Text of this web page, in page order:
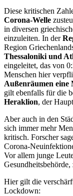
Diese kritischen
Corona-Welle
in diversen
einzuleiten. In der
Region
Thessaloniki und
eingeleitet, das von
Menschen hier
Außenräumen eine
gilt ebenfalls für die
Heraklion, der
Aber auch in den
sich immer mehr
kritisch. Forscher
Corona-
Vor allem junge
Hier gilt die
Lockdown: